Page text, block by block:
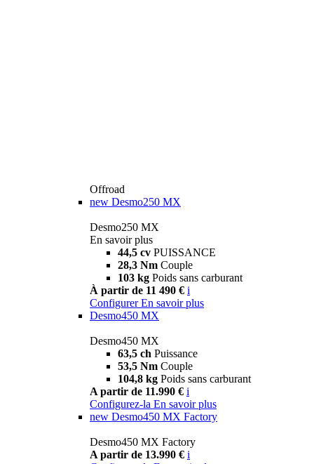
Offroad
new Desmo250 MX
Desmo250 MX
En savoir plus
44,5 cv PUISSANCE
28,3 Nm Couple
103 kg Poids sans carburant
À partir de 11 490 € i
Configurer En savoir plus
Desmo450 MX
Desmo450 MX
63,5 ch Puissance
53,5 Nm Couple
104,8 kg Poids sans carburant
A partir de 11.990 € i
Configurez-la En savoir plus
new Desmo450 MX Factory
Desmo450 MX Factory
A partir de 13.990 € i